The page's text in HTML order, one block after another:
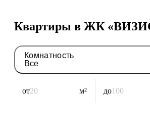
Квартиры в ЖК
Комнатность
Все
от м² до